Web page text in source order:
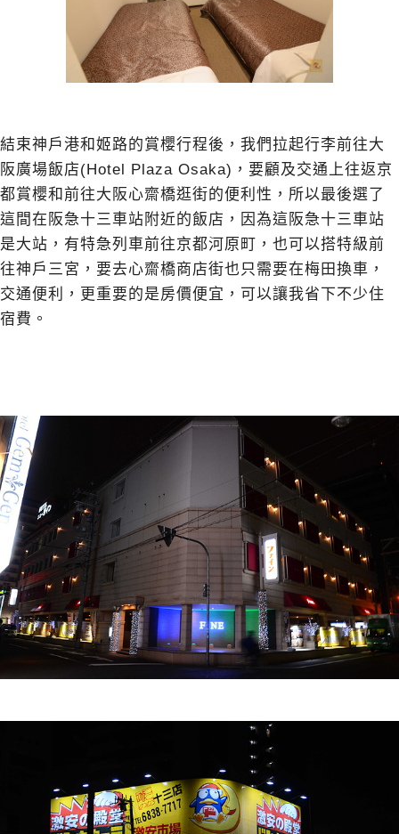
結束神戶港和姬路的賞櫻行程後，我們拉起行李前往大
阪廣場飯店(Hotel Plaza Osaka) ，要顧及交通上往返京
都賞櫻和前往大阪心齋橋逛街的便利性，所以最後選了
這間在阪急十三車站附近的飯店，因為這阪急十三車站
是大站，有特急列車前往京都河原町，也可以搭特級前
往神戶三宮，要去心齋橋商店街也只需要在梅田換車，
交通便利，更重要的是房價便宜，可以讓我省下不少住
宿費。